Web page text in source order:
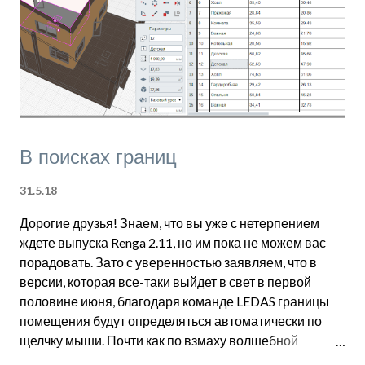
В поисках границ
31.5.18
Дорогие друзья! Знаем, что вы уже с нетерпением
ждете выпуска Renga 2.11, но им пока не можем вас
порадовать. Зато с уверенностью заявляем, что в
версии, которая все-таки выйдет в свет в первой
половине июня, благодаря команде LEDAS границы
помещения будут определяться автоматически по
щелчку мыши. Почти как по взмаху волшебной